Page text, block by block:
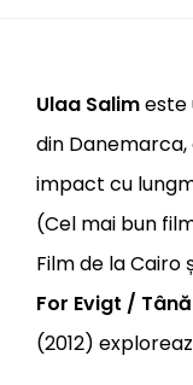
Ulaa Salimeste
din
impact cu
(Cel mai bun
Film de la Cairo
For Evigt /
(2012)